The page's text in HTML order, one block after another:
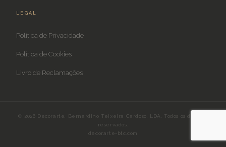
LEGAL
Política de Privacidade
Política de Cookies
Livro de Reclamações
© 2026 Decorarte, Bernardino Teixeira Cardoso, LDA. Todos os direitos
reservados.
decorarte-btc.com